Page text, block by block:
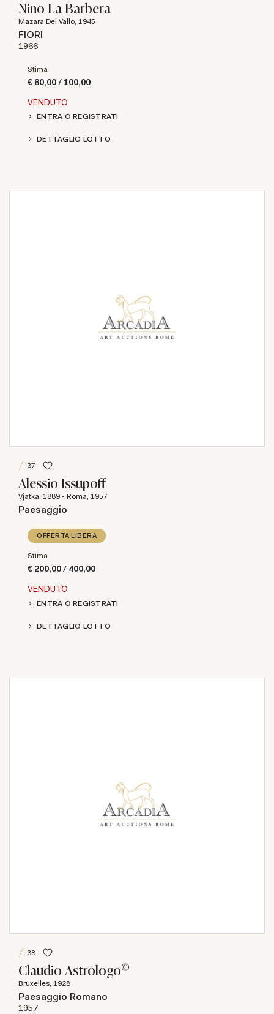
Nino La Barbera
Mazara Del Vallo, 1945
FIORI
1966
Stima
€ 80,00 / 100,00
VENDUTO
ENTRA O REGISTRATI
DETTAGLIO LOTTO
37
Alessio Issupoff
Vjatka, 1889 - Roma, 1957
Paesaggio
OFFERTA LIBERA
Stima
€ 200,00 / 400,00
VENDUTO
ENTRA O REGISTRATI
DETTAGLIO LOTTO
38
Claudio Astrologo©
Bruxelles, 1928
Paesaggio Romano
1957